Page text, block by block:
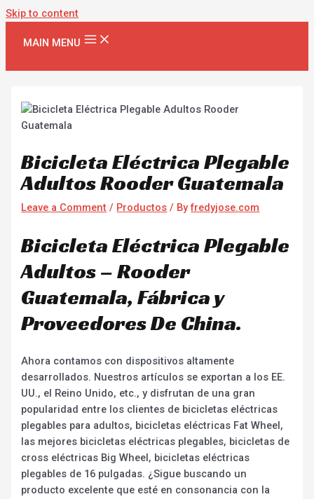
Skip to content
MAIN MENU
Bicicleta Eléctrica Plegable
Adultos Rooder Guatemala
Leave a Comment / Productos / Byfredyjose.com
Bicicleta Eléctrica Plegable
Adultos – Rooder
Guatemala, Fábrica y
Proveedores De China.
Ahora contamos con dispositivos altamente
desarrollados. Nuestros artículos se exportan a los EE.
UU., el Reino Unido, etc., y disfrutan de una gran
popularidad entre los clientes de bicicletas eléctricas
plegables para adultos, bicicletas eléctricas Fat Wheel,
las mejores bicicletas eléctricas plegables, bicicletas de
cross eléctricas Big Wheel, bicicletas eléctricas
plegables de 16 pulgadas. ¿Sigue buscando un
producto excelente que esté en consonancia con la